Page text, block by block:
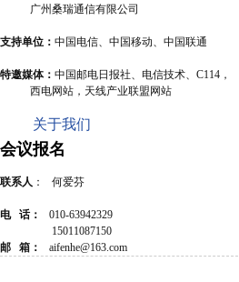
广州桑瑞通信有限公司
支持单位： 中国电信、中国移动、中国联通
特邀媒体： 中国邮电日报社、电信技术、C114，
西电网站，天线产业联盟网站
关于我们
会议报名
联系人 ： 何爱芬
电 话： 010-63942329
15011087150
邮 箱： aifenhe@163.com